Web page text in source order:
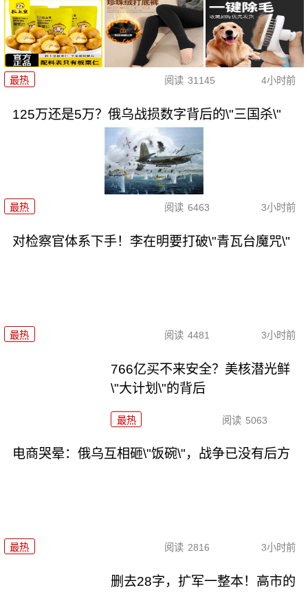
最热 阅读 31145 4小时前
125万还是5万？俄乌战损数字背后的\"三国杀\"
最热 阅读 6463 3小时前
对检察官体系下手！李在明要打破\"青瓦台魔咒\"
最热 阅读 4481 3小时前
766亿买不来安全？美核潜光鲜
\"大计划\"的背后
最热 阅读 5063
电商哭晕：俄乌互相砸\"饭碗\"，战争已没有后方
最热 阅读 2816 3小时前
删去28字，扩军一整本！高市的